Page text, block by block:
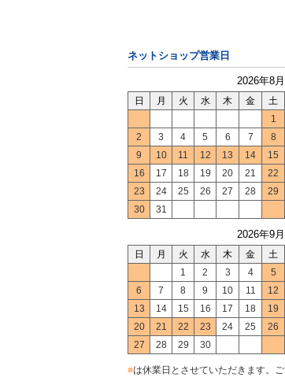
ネットショップ営業日
2026年8月
日 月 火 水 木 金
土
1
2
3 4 5 6 7
8
9
10 11 12 13 14
15
16
17 18 19 20 21
22
23
24 25 26 27 28
29
30
31
2026年9月
日 月 火 水 木 金
土
1
2 3 4
5
6
7 8 9 10 11
12
13
14 15 16 17 18
19
20
21 22 23 24 25
26
27
28 29 30
■は休業日とさせていただきます。ご